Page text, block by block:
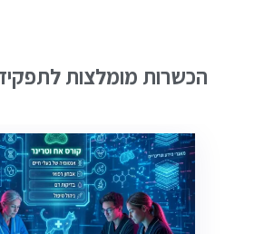
הכשרות מומלצות